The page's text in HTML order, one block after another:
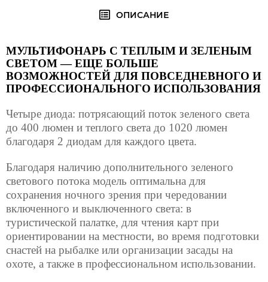
ОПИСАНИЕ
МУЛЬТИФОНАРЬ С ТЕПЛЫМ И ЗЕЛЕНЫМ
СВЕТОМ — ЕЩЕ БОЛЬШЕ
ВОЗМОЖНОСТЕЙ ДЛЯ ПОВСЕДНЕВНОГО И
ПРОФЕССИОНАЛЬНОГО ИСПОЛЬЗОВАНИЯ
Четыре диода: потрясающий поток зеленого света
до 400 люмен и теплого света до 1020 люмен
благодаря 2 диодам для каждого цвета.
Благодаря наличию дополнительного зеленого
светового потока модель оптимальна для
сохранения ночного зрения при чередовании
включенного и выключенного света: в
туристической палатке, для чтения карт при
ориентировании на местности, во время подготовки
снастей на рыбалке или организации засады на
охоте, а также в профессиональном использовании.